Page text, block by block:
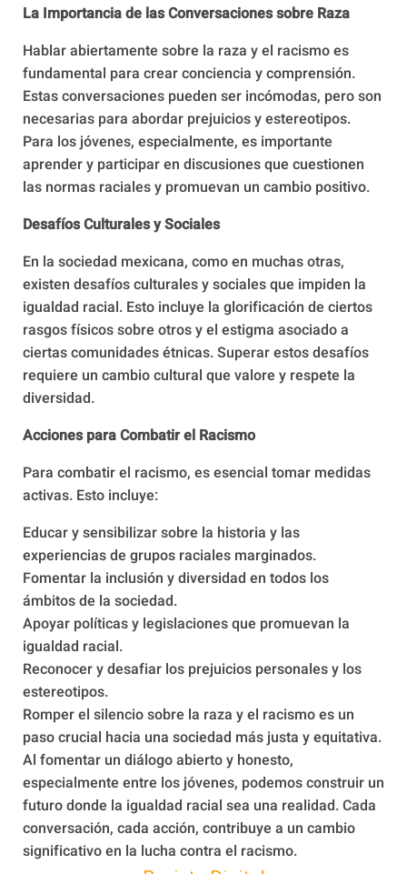
La Importancia de las Conversaciones sobre Raza
Hablar abiertamente sobre la raza y el racismo es
fundamental para crear conciencia y comprensión.
Estas conversaciones pueden ser incómodas, pero son
necesarias para abordar prejuicios y estereotipos.
Para los jóvenes, especialmente, es importante
aprender y participar en discusiones que cuestionen
las normas raciales y promuevan un cambio positivo.
Desafíos Culturales y Sociales
En la sociedad mexicana, como en muchas otras,
existen desafíos culturales y sociales que impiden la
igualdad racial. Esto incluye la glorificación de ciertos
rasgos físicos sobre otros y el estigma asociado a
ciertas comunidades étnicas. Superar estos desafíos
requiere un cambio cultural que valore y respete la
diversidad.
Acciones para Combatir el Racismo
Para combatir el racismo, es esencial tomar medidas
activas. Esto incluye:
Educar y sensibilizar sobre la historia y las
experiencias de grupos raciales marginados.
Fomentar la inclusión y diversidad en todos los
ámbitos de la sociedad.
Apoyar políticas y legislaciones que promuevan la
igualdad racial.
Reconocer y desafiar los prejuicios personales y los
estereotipos.
Romper el silencio sobre la raza y el racismo es un
paso crucial hacia una sociedad más justa y equitativa.
Al fomentar un diálogo abierto y honesto,
especialmente entre los jóvenes, podemos construir un
futuro donde la igualdad racial sea una realidad. Cada
conversación, cada acción, contribuye a un cambio
significativo en la lucha contra el racismo.